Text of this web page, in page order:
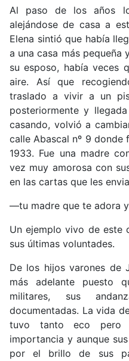
Al paso de los años
alejándose de casa a
Elena sintió que había
a una casa más pequeña
su esposo, había veces
aire. Así que
traslado a vivir a un
posteriormente y
casando, volvió a
calle Abascal nº 9
1933. Fue una madre
vez muy amorosa con
en las cartas que les
―tu madre que te adora y
Un ejemplo vivo de este
sus últimas voluntades.
De los hijos varones de
más adelante puesto
militares, sus
documentadas. La vida
tuvo tanto eco
importancia y aunque
por el brillo de sus